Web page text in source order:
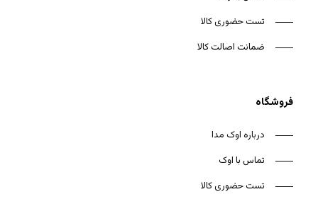
تست حضوری کالا
ضمانت اصالت کالا
فروشگاه
درباره اوک مدا
تماس با اوک
تست حضوری کالا